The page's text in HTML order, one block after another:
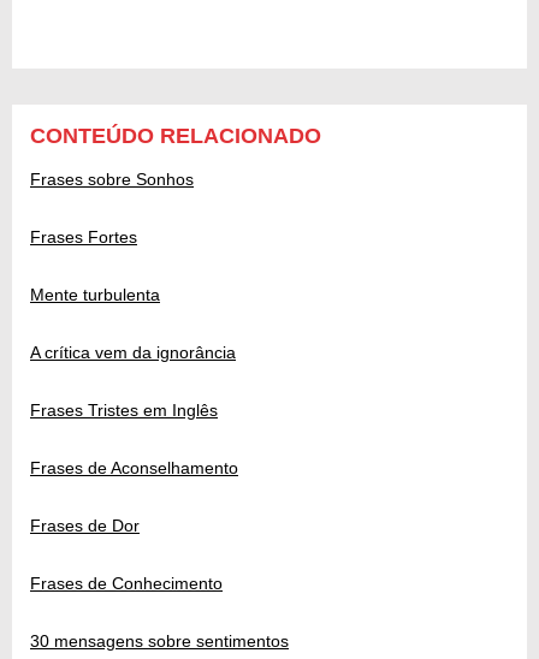
CONTEÚDO RELACIONADO
Frases sobre Sonhos
Frases Fortes
Mente turbulenta
A crítica vem da ignorância
Frases Tristes em Inglês
Frases de Aconselhamento
Frases de Dor
Frases de Conhecimento
30 mensagens sobre sentimentos